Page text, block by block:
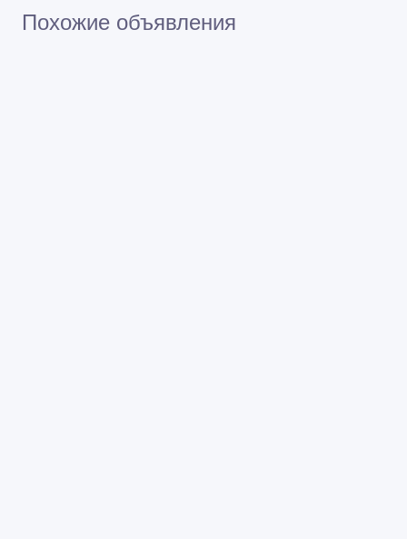
Похожие объявления